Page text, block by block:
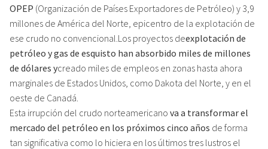
OPEP (Organización de Países Exportadores de Petróleo) y 3,9
millones de América del Norte, epicentro de la explotación de
ese crudo no convencional.Los proyectos deexplotación de
petróleo y gas de esquisto han absorbido miles de millones
de dólares ycreado miles de empleos en zonas hasta ahora
marginales de Estados Unidos, como Dakota del Norte, y en el
oeste de Canadá.
Esta irrupción del crudo norteamericano va a transformar el
mercado del petróleo en los próximos cinco años de forma
tan significativa como lo hiciera en los últimos tres lustros el